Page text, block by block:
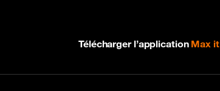
Télécharger l’application Max it